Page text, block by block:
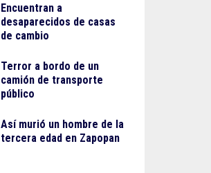
Encuentran a
desaparecidos de casas
de cambio
Terror a bordo de un
camión de transporte
público
Así murió un hombre de la
tercera edad en Zapopan